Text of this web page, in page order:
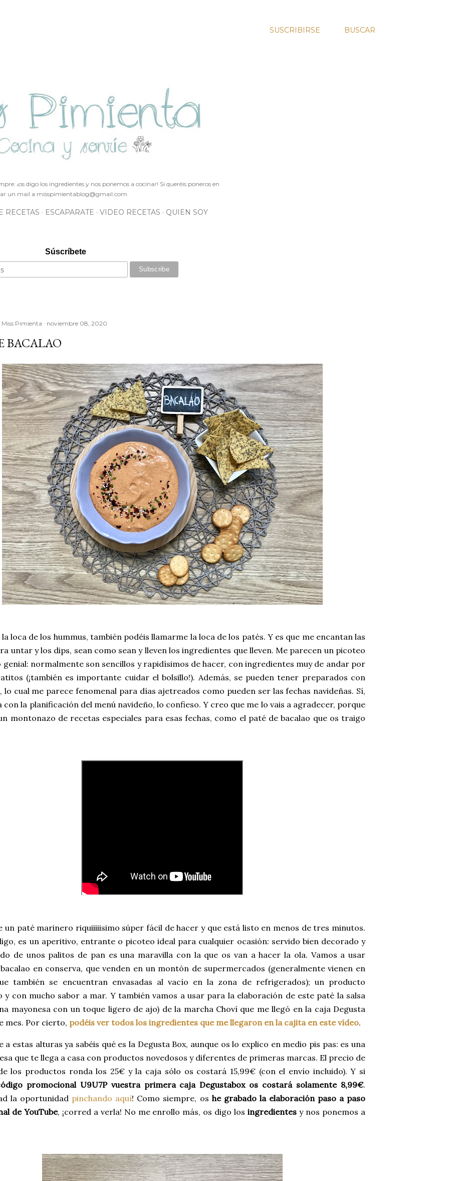
SUSCRIBIRSE BUSCAR
¡os digo los ingredientes y nos ponemos a cocinar! Si queréis poneros en
un mail a misspimientablog@gmail.com
RECETAS ESCAPARATE VIDEO RECETAS QUIEN SOY
Súscríbete
Miss Pimienta noviembre 08, 2020
BACALAO
loca de los hummus, también podéis llamarme la loca de los patés. Y es que me encantan las
untar y los dips, sean como sean y lleven los ingredientes que lleven. Me parecen un picoteo
genial: normalmente son sencillos y rapidísimos de hacer, con ingredientes muy de andar por
(¡también es importante cuidar el bolsillo!). Además, se pueden tener preparados con
lo cual me parece fenomenal para días ajetreados como pueden ser las fechas navideñas. Sí,
con la planificación del menú navideño, lo confieso. Y creo que me lo vais a agradecer, porque
montonazo de recetas especiales para esas fechas, como el paté de bacalao que os traigo
un paté marinero riquiiiiisimo súper fácil de hacer y que está listo en menos de tres minutos.
es un aperitivo, entrante o picoteo ideal para cualquier ocasión: servido bien decorado y
de unos palitos de pan es una maravilla con la que os van a hacer la ola. Vamos a usar
en conserva, que venden en un montón de supermercados (generalmente vienen en
también se encuentran envasadas al vacío en la zona de refrigerados); un producto
y con mucho sabor a mar. Y también vamos a usar para la elaboración de este paté la salsa
mayonesa con un toque ligero de ajo) de la marcha Choví que me llegó en la caja Degusta
mes. Por cierto, podéis ver todos los ingredientes que me llegaron en la cajita en este vídeo.
a estas alturas ya sabéis qué es la Degusta Box, aunque os lo explico en medio pis pas: es una
que te llega a casa con productos novedosos y diferentes de primeras marcas. El precio de
los productos ronda los 25€ y la caja sólo os costará 15,99€ (con el envío incluido). Y si
promocional U9U7P vuestra primera caja Degustabox os costará solamente 8,99€.
la oportunidad pinchando aquí! Como siempre, os he grabado la elaboración paso a paso
de YouTube, ¡corred a verla! No me enrollo más, os digo losingredientes y nos ponemos a